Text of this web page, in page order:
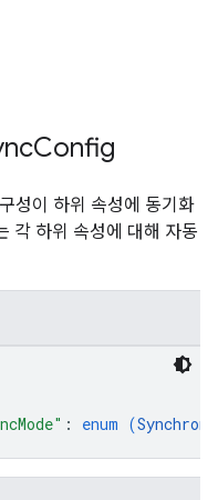
Config
성이 하위 속성에 동기화
각 하위 속성에 대해 자동
: enum (